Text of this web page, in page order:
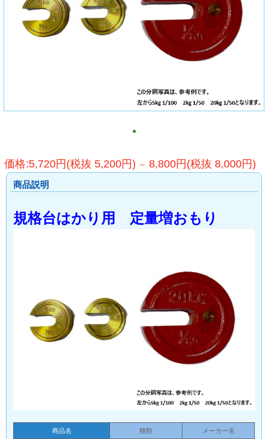
価格:5,720円(税抜 5,200円) ～ 8,800円(税抜 8,000円)
商品説明
規格台はかり用 定量増おもり
商品名 種類 メーカー名